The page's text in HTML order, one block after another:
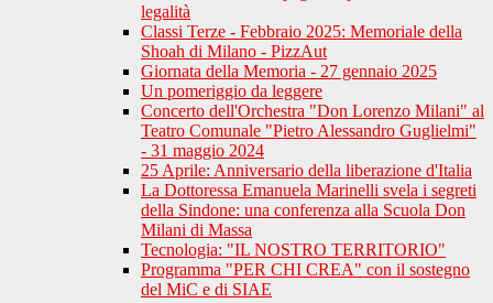
legalità
Classi Terze - Febbraio 2025: Memoriale della
Shoah di Milano - PizzAut
Giornata della Memoria - 27 gennaio 2025
Un pomeriggio da leggere
Concerto dell'Orchestra "Don Lorenzo Milani" al
Teatro Comunale "Pietro Alessandro Guglielmi"
- 31 maggio 2024
25 Aprile: Anniversario della liberazione d'Italia
La Dottoressa Emanuela Marinelli svela i segreti
della Sindone: una conferenza alla Scuola Don
Milani di Massa
Tecnologia: "IL NOSTRO TERRITORIO"
Programma "PER CHI CREA" con il sostegno
del MiC e di SIAE